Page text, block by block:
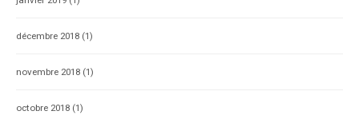
décembre 2018 (1)
novembre 2018 (1)
octobre 2018 (1)